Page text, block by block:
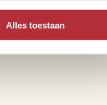
Alles toestaan